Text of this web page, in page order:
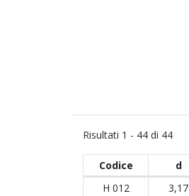
Risultati 1 - 44 di 44
Lista dei risultati
Codice d
H 012
3,17